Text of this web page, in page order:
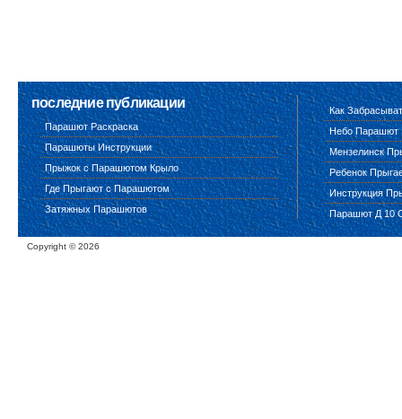
последние публикации
Парашют Раскраска
Парашюты Инструкции
Прыжок с Парашютом Крыло
Где Прыгают с Парашютом
Затяжных Парашютов
Как
Небо Парашют
Мензелинск
Ребенок
Инструкция
Парашют Д 10
Copyright ©2026